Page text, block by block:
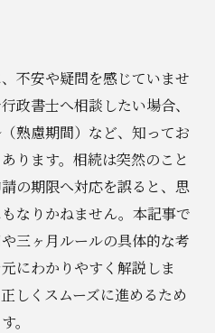
不安や疑問を感じていませ
政書士へ相談したい場合、
熟慮期間）など、知ってお
ります。相続は突然のこと
の期限へ対応を誤ると、思
なりかねません。本記事で
三ヶ月ルールの具体的な考
にわかりやすく解説しま
しくスムーズに進めるため
。